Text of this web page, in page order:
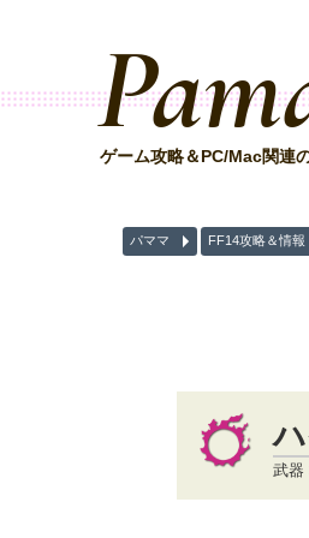
ゲーム攻略＆PC/Mac関連
パママ FF14攻略＆情報
武器